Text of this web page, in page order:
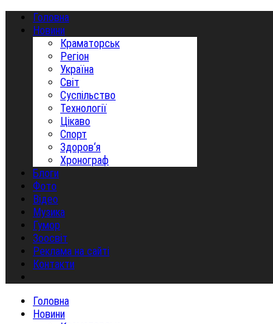
Головна
Новини
Краматорськ
Регіон
Україна
Світ
Суспільство
Технології
Цікаво
Спорт
Здоров‘я
Хронограф
Блоги
Фото
Відео
Музика
Гумор
Зоосвіт
Реклама на сайті
Контакти
Головна
Новини